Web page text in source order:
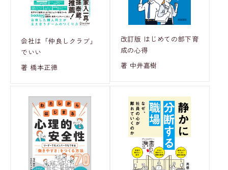
会社は「仲良しクラブ」
でいい
著 橋本正徳
改訂版 はじめての部下育
成の心得
著 中井嘉樹